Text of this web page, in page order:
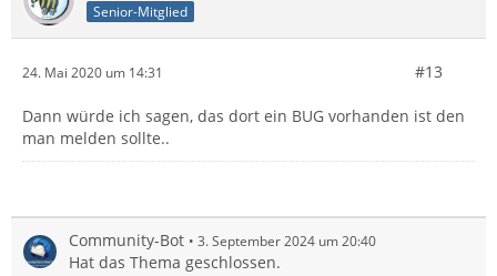
Senior-Mitglied
24. Mai 2020 um 14:31 #13
Dann würde ich sagen, das dort ein BUG vorhanden ist den
man melden sollte..
Community-Bot 3. September 2024 um 20:40
Hat das Thema geschlossen.